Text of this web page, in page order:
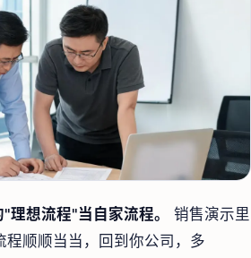
理想流程"当自家流程。
销售演示里
程顺顺当当，回到你公司，多